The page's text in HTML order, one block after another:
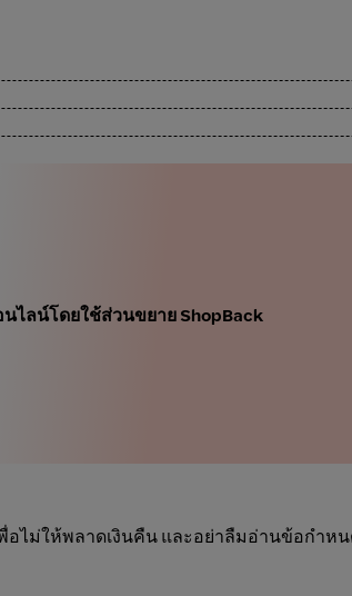
ไลน์โดยใช้ส่วนขยาย ShopBack
อไม่ให้พลาดเงินคืน และอย่าลืมอ่านข้อกำห